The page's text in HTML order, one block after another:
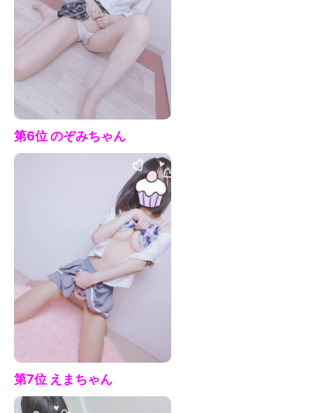
第6位 のぞみちゃん
第7位 えまちゃん